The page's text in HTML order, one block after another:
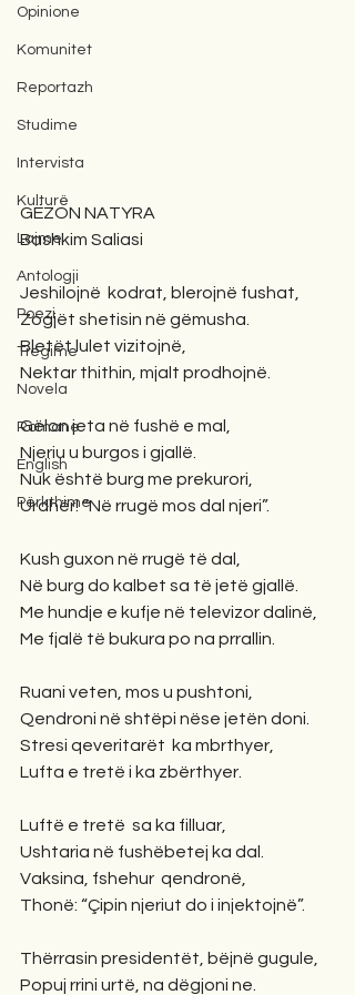
Opinione
Komunitet
Reportazh
Studime
Intervista
Kulturë
Lajme
Antologji
Poezi
Tregime
Novela
Romane
English
Përkthime
GËZON NATYRA
Bashkim Saliasi
Jeshilojnë  kodrat, blerojnë fushat,
Zogjët shetisin në gëmusha.
Bletët lulet vizitojnë,
Nektar thithin, mjalt prodhojnë.
Gëlon jeta në fushë e mal,
Njeriu u burgos i gjallë.
Nuk është burg me prekurori,
Urdhër! “Në rrugë mos dal njeri”.
Kush guxon në rrugë të dal,
Në burg do kalbet sa të jetë gjallë.
Me hundje e kufje në televizor dalinë,
Me fjalë të bukura po na prrallin.
Ruani veten, mos u pushtoni,
Qendroni në shtëpi nëse jetën doni.
Stresi qeveritarët  ka mbrthyer,
Lufta e tretë i ka zbërthyer.
Luftë e tretë  sa ka filluar,
Ushtaria në fushëbetej ka dal.
Vaksina, fshehur  qendronë,
Thonë: “Çipin njeriut do i injektojnë”.
Thërrasin presidentët, bëjnë gugule,
Popuj rrini urtë, na dëgjoni ne.